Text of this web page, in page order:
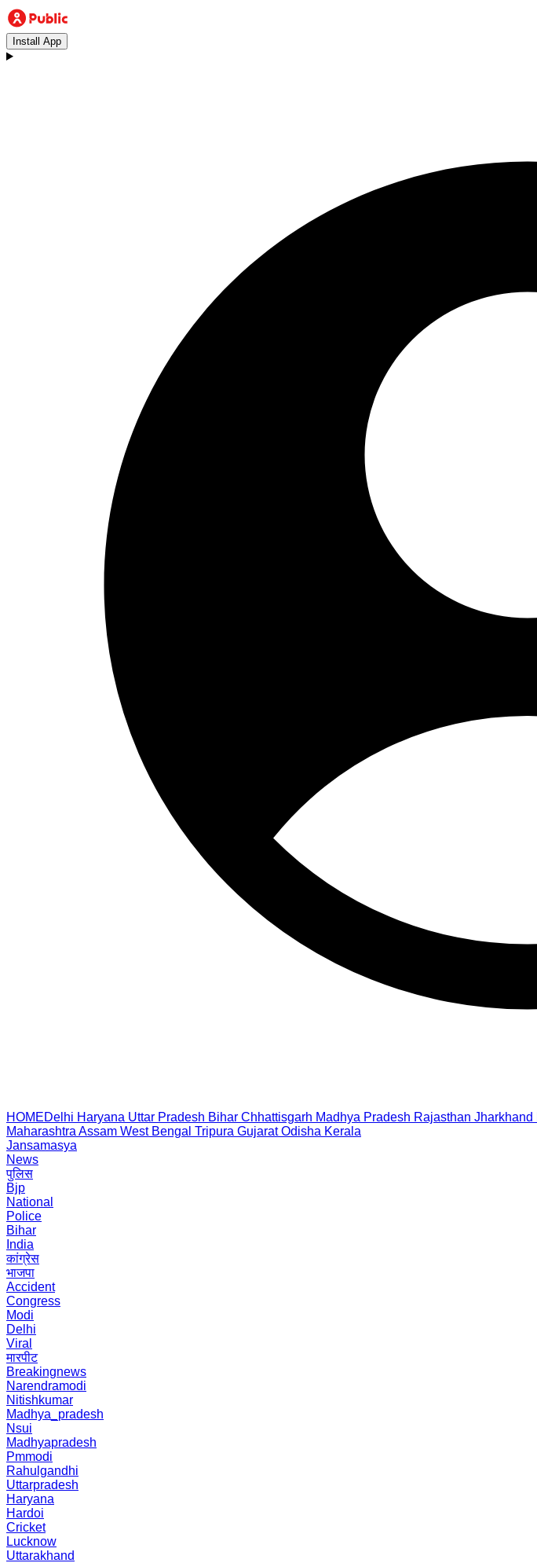
Install App
HOMEDelhi Haryana Uttar Pradesh Bihar Chhattisgarh Madhya Pradesh Rajasthan Jharkhand
Maharashtra Assam West Bengal Tripura Gujarat Odisha Kerala
Jansamasya
News
पुलिस
Bjp
National
Police
Bihar
India
कांग्रेस
भाजपा
Accident
Congress
Modi
Delhi
Viral
मारपीट
Breakingnews
Narendramodi
Nitishkumar
Madhya_pradesh
Nsui
Madhyapradesh
Pmmodi
Rahulgandhi
Uttarpradesh
Haryana
Hardoi
Cricket
Lucknow
Uttarakhand